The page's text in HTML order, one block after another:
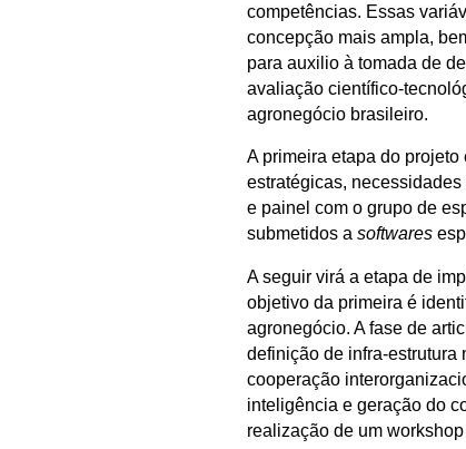
competências. Essas
concepção mais ampla,
para auxilio à tomada de
avaliação científico-
agronegócio brasileiro.
A primeira etapa do
estratégicas,
e painel com o grupo de
submetidos asoftwares
A seguir virá a etapa de
objetivo da primeira é
agronegócio. A fase de
definição de infra-estrutura
cooperação
inteligência e geração do
realização de um